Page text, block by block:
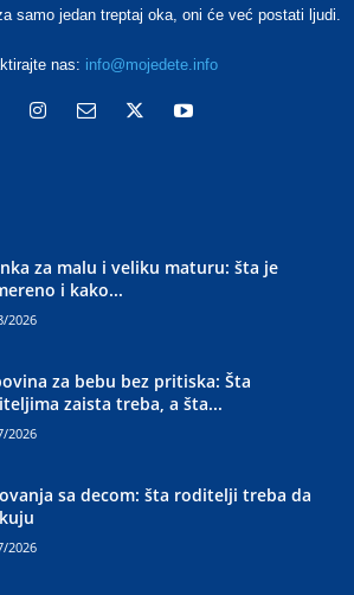
samo jedan treptaj oka, oni će već postati ljudi.
nas: info@mojedete.info
za malu i veliku maturu: šta je
i kako...
2026
za bebu bez pritiska: Šta
zaista treba, a šta...
2026
sa decom: šta roditelji treba da
2026